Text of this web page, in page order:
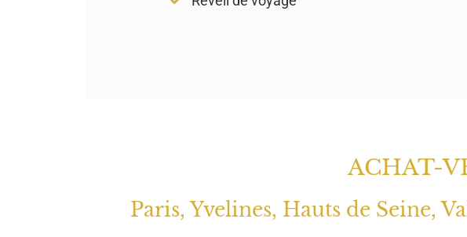
ACHAT-
Paris, Yvelines, Hauts de Seine,